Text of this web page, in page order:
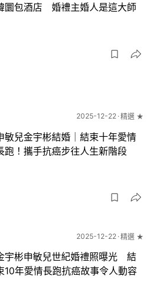
圜包酒店 婚禮主婚人是這大師
2025-12-22 精選 ★
敏兒金宇彬結婚｜結束十年愛情
跑！攜手抗癌步往人生新階段
2025-12-22 精選 ★
宇彬申敏兒世紀婚禮照曝光 結
10年愛情長跑抗癌故事令人動容